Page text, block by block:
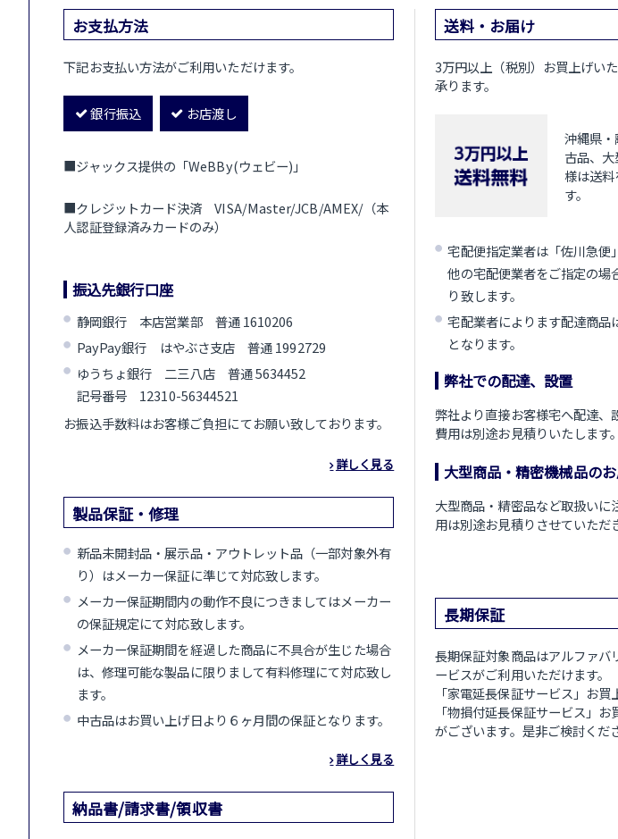
お支払方法
下記お支払い方法がご利用いただけます。
銀行振込 お店渡し
■ジャックス提供の「WeBBy(ウェビー)」
■クレジットカード決済 VISA/Master/JCB/AMEX/（本
人認証登録済みカードのみ）
振込先銀行口座
静岡銀行 本店営業部 普通 1610206
PayPay銀行 はやぶさ支店 普通 1992729
ゆうちょ銀行 二三八店 普通 5634452
記号番号 12310-56344521
お振込手数料はお客様ご負担にてお願い致しております。
詳しく見る
製品保証・修理
新品未開封品・展示品・アウトレット品（一部対象外有
り）はメーカー保証に準じて対応致します。
メーカー保証期間内の動作不良につきましてはメーカー
の保証規定にて対応致します。
メーカー保証期間を経過した商品に不具合が生じた場合
は、修理可能な製品に限りまして有料修理にて対応致し
ます。
中古品はお買い上げ日より６ヶ月間の保証となります。
詳しく見る
納品書/請求書/領収書
送料・お届け
3万円以上（税別）お買上げい
承ります。
沖縄県
古品、
様は送
す。
宅配便指定業者は「佐川急便
他の宅配便業者をご指定の場
り致します。
宅配業者によります配達商品
となります。
弊社での配達、設置
弊社より直接お客様宅へ配達、
費用は別途お見積りいたします。
大型商品・精密機械品の
大型商品・精密品など取扱いに
用は別途お見積りさせていただ
長期保証
長期保証対象商品はアルファバ
ービスがご利用いただけます。
「家電延長保証サービス」お
「物損付延長保証サービス」お
がございます。是非ご検討くだ